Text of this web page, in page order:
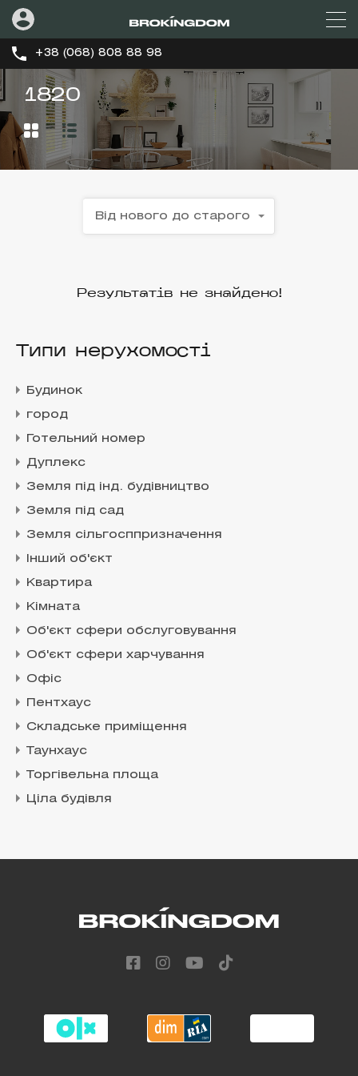
+38 (068) 808 88 98
1820
Від нового до старого
Результатів не знайдено!
Типи нерухомості
Будинок
город
Готельний номер
Дуплекс
Земля під інд. будівництво
Земля під сад
Земля сільгосппризначення
Інший об'єкт
Квартира
Кімната
Об'єкт сфери обслуговування
Об'єкт сфери харчування
Офіс
Пентхаус
Складське приміщення
Таунхаус
Торгівельна площа
Ціла будівля